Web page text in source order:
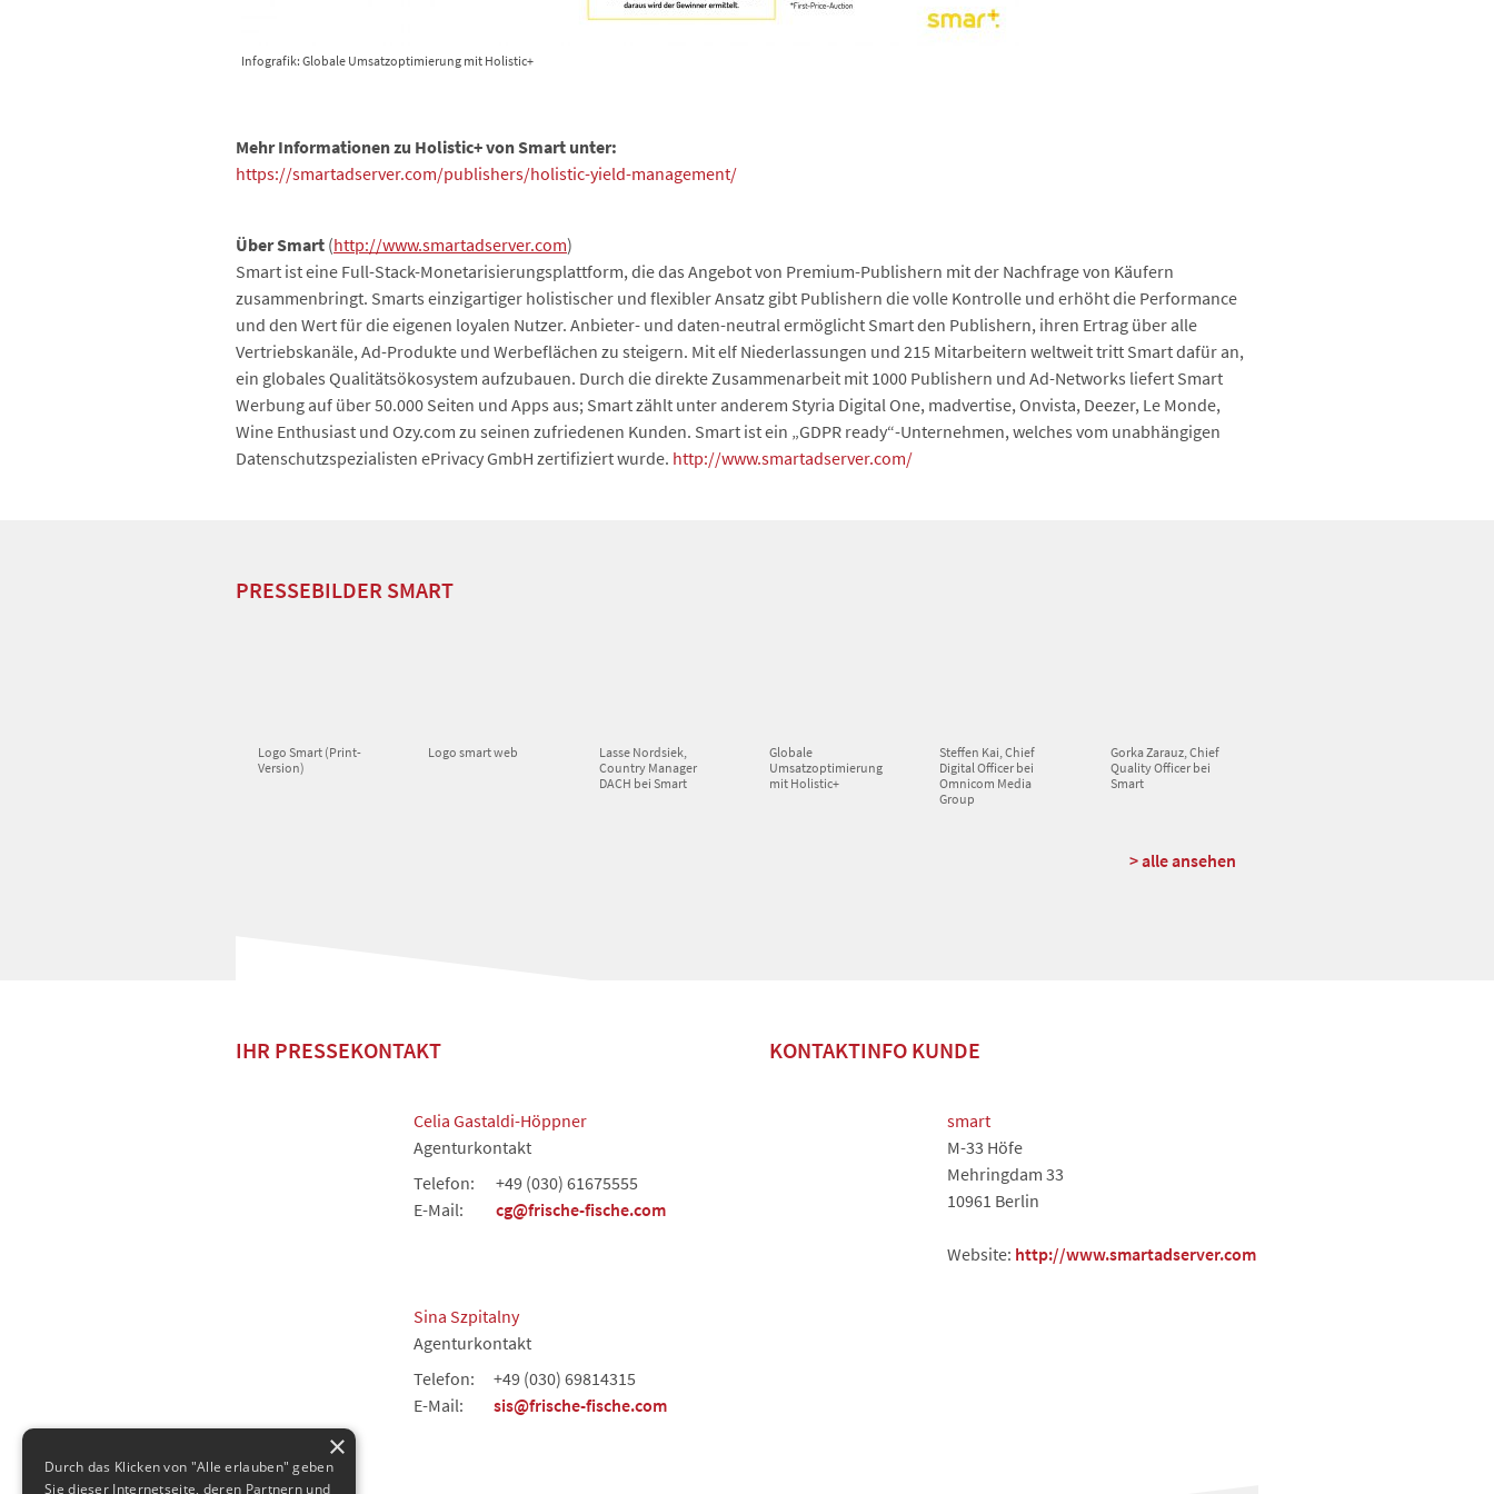
Infografik: Globale Umsatzoptimierung mit Holistic+
Mehr Informationen zu Holistic+ von Smart unter:
https://smartadserver.com/publishers/holistic-yield-management/
Über Smart (http://www.smartadserver.com)
Smart ist eine Full-Stack-Monetarisierungsplattform, die das Angebot von Premium-Publishern mit der Nachfrage von Käufern
zusammenbringt. Smarts einzigartiger holistischer und flexibler Ansatz gibt Publishern die volle Kontrolle und erhöht die Performance
und den Wert für die eigenen loyalen Nutzer. Anbieter- und daten-neutral ermöglicht Smart den Publishern, ihren Ertrag über alle
Vertriebskanäle, Ad-Produkte und Werbeflächen zu steigern. Mit elf Niederlassungen und 215 Mitarbeitern weltweit tritt Smart dafür an,
ein globales Qualitätsökosystem aufzubauen. Durch die direkte Zusammenarbeit mit 1000 Publishern und Ad-Networks liefert Smart
Werbung auf über 50.000 Seiten und Apps aus; Smart zählt unter anderem Styria Digital One, madvertise, Onvista, Deezer, Le Monde,
Wine Enthusiast und Ozy.com zu seinen zufriedenen Kunden. Smart ist ein „GDPR ready“-Unternehmen, welches vom unabhängigen
Datenschutzspezialisten ePrivacy GmbH zertifiziert wurde. http://www.smartadserver.com/
PRESSEBILDER SMART
Logo Smart (Print-
Version)
Logo smart web
Lasse Nordsiek,
Country Manager
DACH bei Smart
Globale
Umsatzoptimierung
mit Holistic+
Steffen Kai, Chief
Digital Officer bei
Omnicom Media
Group
Gorka Zarauz, Chief
Quality Officer bei
Smart
> alle ansehen
IHR PRESSEKONTAKT
Celia Gastaldi-Höppner
Agenturkontakt
Telefon:
+49 (030) 61675555
E-Mail:
cg@frische-fische.com
Sina Szpitalny
Agenturkontakt
Telefon:
+49 (030) 69814315
E-Mail:
sis@frische-fische.com
KONTAKTINFO KUNDE
smart
M-33 Höfe
Mehringdam 33
10961 Berlin
Website: http://www.smartadserver.com
×
Durch das Klicken von "Alle erlauben" geben
Sie dieser Internetseite, deren Partnern und